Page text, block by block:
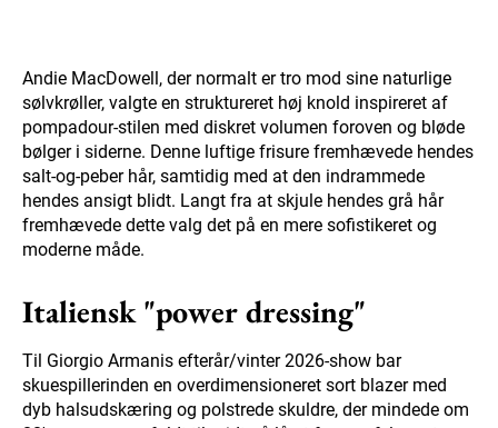
Andie MacDowell, der normalt er tro mod sine naturlige
sølvkrøller, valgte en struktureret høj knold inspireret af
pompadour-stilen med diskret volumen foroven og bløde
bølger i siderne. Denne luftige frisure fremhævede hendes
salt-og-peber hår, samtidig med at den indrammede
hendes ansigt blidt. Langt fra at skjule hendes grå hår
fremhævede dette valg det på en mere sofistikeret og
moderne måde.
Italiensk "power dressing"
Til Giorgio Armanis efterår/vinter 2026-show bar
skuespillerinden en overdimensioneret sort blazer med
dyb halsudskæring og polstrede skuldre, der mindede om